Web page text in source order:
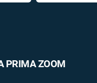
PRIMA ZOOM